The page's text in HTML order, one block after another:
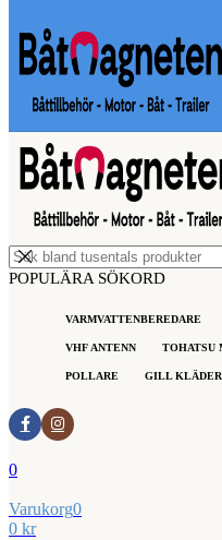
POPULÄRA SÖKORD
VARMVATTENBEREDARE
VHF ANTENN TOHATSU
POLLARE GILL KLÄDER
0
Varukorg0
0 kr